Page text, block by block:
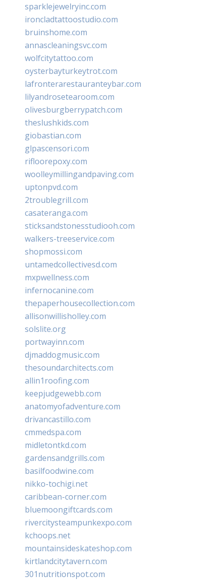
sparklejewelryinc.com
ironcladtattoostudio.com
bruinshome.com
annascleaningsvc.com
wolfcitytattoo.com
oysterbayturkeytrot.com
lafronterarestauranteybar.com
lilyandrosetearoom.com
olivesburgberrypatch.com
theslushkids.com
giobastian.com
glpascensori.com
rifloorepoxy.com
woolleymillingandpaving.com
uptonpvd.com
2troublegrill.com
casateranga.com
sticksandstonesstudiooh.com
walkers-treeservice.com
shopmossi.com
untamedcollectivesd.com
mxpwellness.com
infernocanine.com
thepaperhousecollection.com
allisonwillisholley.com
solslite.org
portwayinn.com
djmaddogmusic.com
thesoundarchitects.com
allin1roofing.com
keepjudgewebb.com
anatomyofadventure.com
drivancastillo.com
cmmedspa.com
midletontkd.com
gardensandgrills.com
basilfoodwine.com
nikko-tochigi.net
caribbean-corner.com
bluemoongiftcards.com
rivercitysteampunkexpo.com
kchoops.net
mountainsideskateshop.com
kirtlandcitytavern.com
301nutritionspot.com